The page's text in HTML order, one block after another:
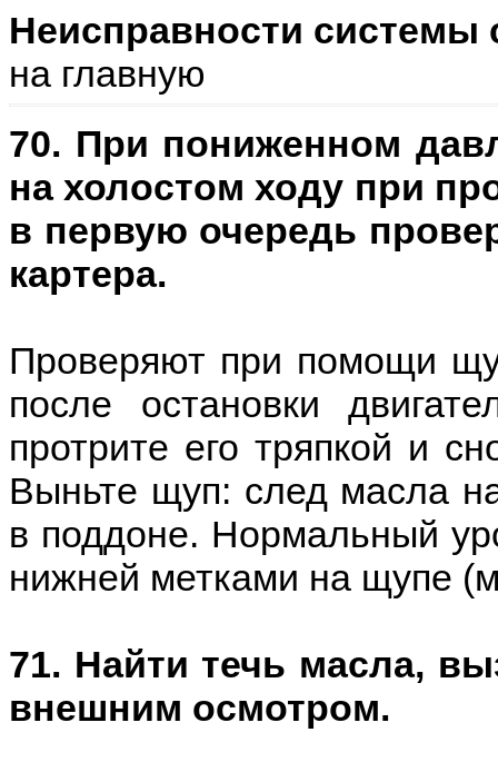
Неисправности системы
на главную
70. При пониженном
на холостом ходу при
в первую очередь
картера.
Проверяют при помощи
после остановки
протрите его тряпкой и
Выньте щуп: след масла
в поддоне. Нормальный
нижней метками на щупе
71. Найти течь масла,
внешним осмотром.